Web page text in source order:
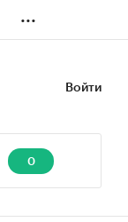
...
Войти
0